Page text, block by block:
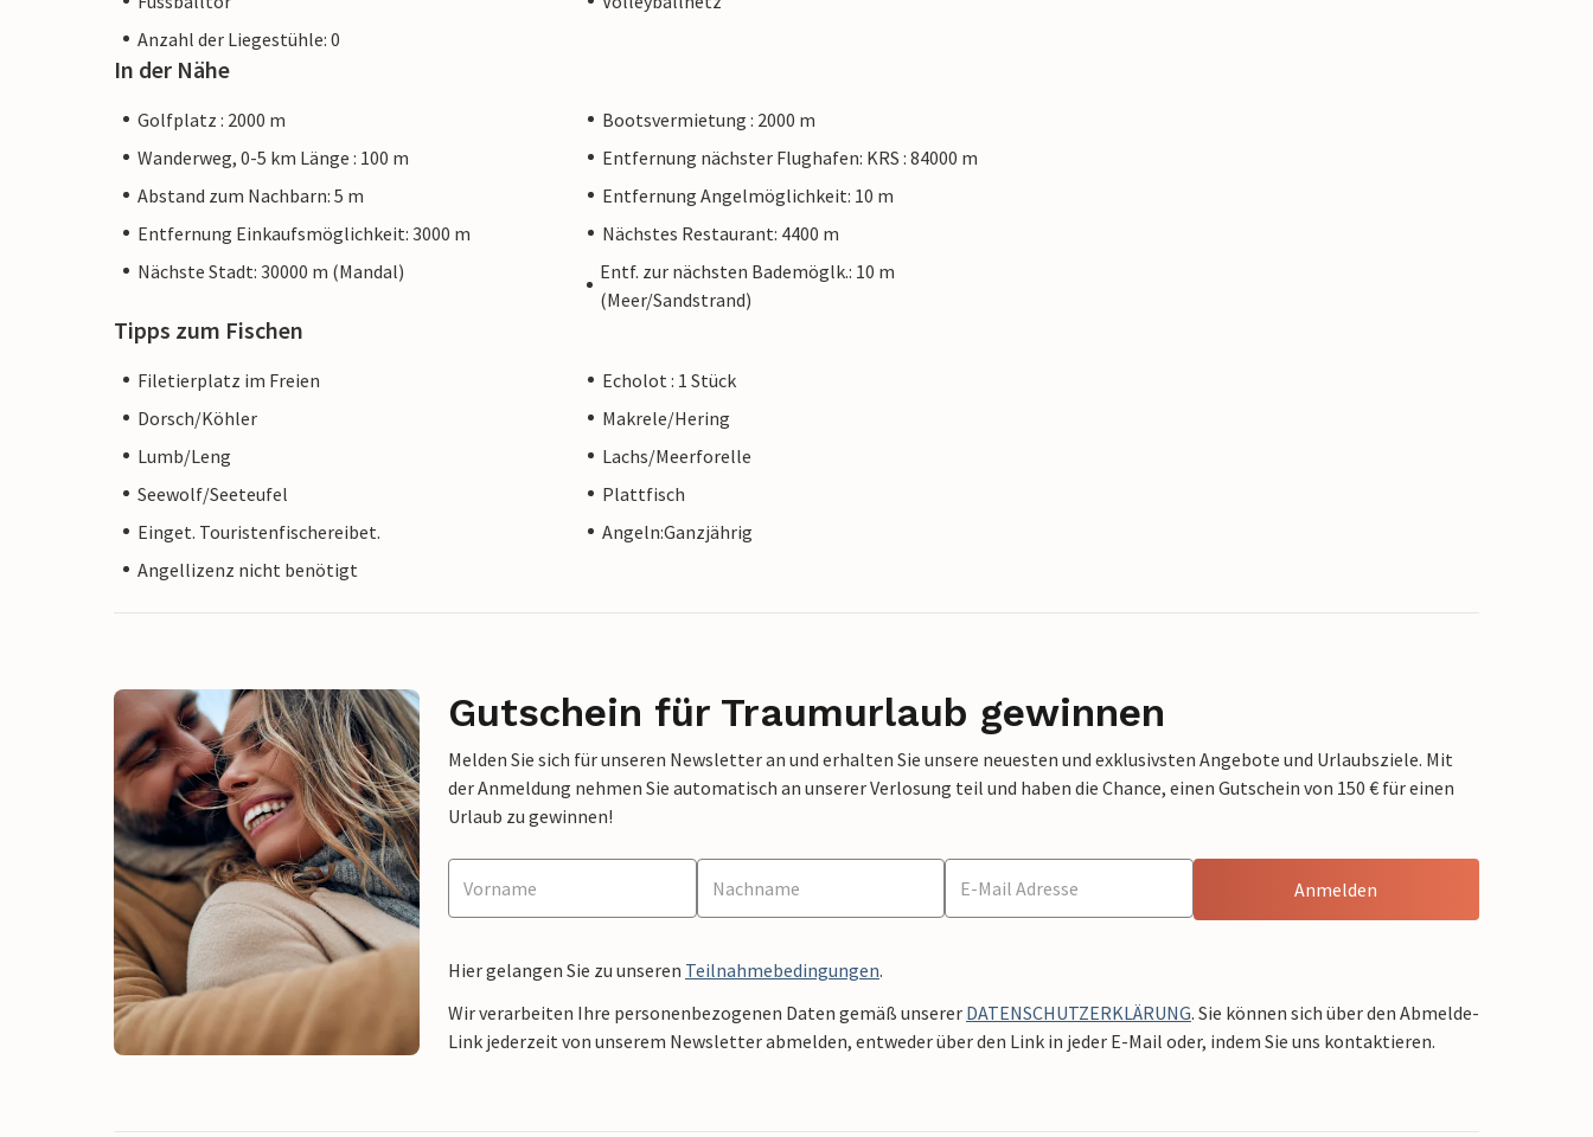
Anzahl der Liegestühle: 0
In der Nähe
Golfplatz : 2000 m
Bootsvermietung : 2000 m
Wanderweg, 0-5 km Länge : 100 m
Entfernung nächster Flughafen: KRS : 84000 m
Abstand zum Nachbarn: 5 m
Entfernung Angelmöglichkeit: 10 m
Entfernung Einkaufsmöglichkeit: 3000 m
Nächstes Restaurant: 4400 m
Nächste Stadt: 30000 m (Mandal)
Entf. zur nächsten Bademöglk.: 10 m
(Meer/Sandstrand)
Tipps zum Fischen
Filetierplatz im Freien
Echolot : 1 Stück
Dorsch/Köhler
Makrele/Hering
Lumb/Leng
Lachs/Meerforelle
Seewolf/Seeteufel
Plattfisch
Einget. Touristenfischereibet.
Angeln:Ganzjährig
Angellizenz nicht benötigt
Gutschein für Traumurlaub gewinnen
Melden Sie sich für unseren Newsletter an und erhalten Sie unsere neuesten und exklusivsten Angebote und Urlaubsziele. Mit
der Anmeldung nehmen Sie automatisch an unserer Verlosung teil und haben die Chance, einen Gutschein von 150 € für einen
Urlaub zu gewinnen!
Anmelden
Hier gelangen Sie zu unseren Teilnahmebedingungen.
Wir verarbeiten Ihre personenbezogenen Daten gemäß unserer DATENSCHUTZERKLÄRUNG. Sie können sich über den Abmelde-
Link jederzeit von unserem Newsletter abmelden, entweder über den Link in jeder E-Mail oder, indem Sie uns kontaktieren.